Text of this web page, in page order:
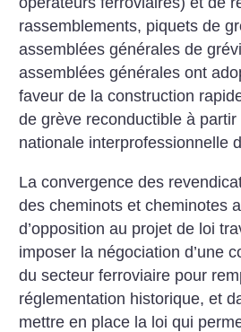
rassemblements, piquets de
assemblées générales de
assemblées générales ont
faveur de la construction
de grève reconductible à
nationale interprofessionnelle
La convergence des
des cheminots et cheminotes
d’opposition au projet de loi
imposer la négociation d’une
du secteur ferroviaire pour
réglementation historique, et
mettre en place la loi qui